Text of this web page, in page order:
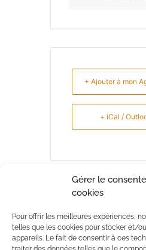
Gérer le
cookies
Pour offrir les meilleures expériences,
telles que les cookies pour stocker et/
appareils. Le fait de consentir à ces
+ Ajouter à mon
+ iCal /
PARTAGEZ CET